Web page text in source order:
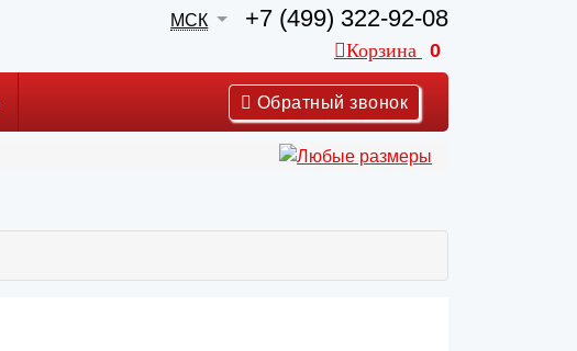
МСК +7 (499) 322-92-08
Корзина 0
Обратный звонок